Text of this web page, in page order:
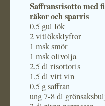
Saffransrisotto med
räkor och sparris
0,5 gul lök
2 vitlöksklyftor
1 msk smör
1 msk olivolja
2,5 dl risottoris
1,5 dl vitt vin
0,5 g saffran
ung 7-8 dl